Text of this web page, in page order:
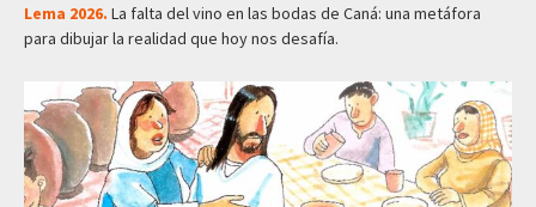
Lema 2026. La falta del vino en las bodas de Caná: una metáfora
para dibujar la realidad que hoy nos desafía.